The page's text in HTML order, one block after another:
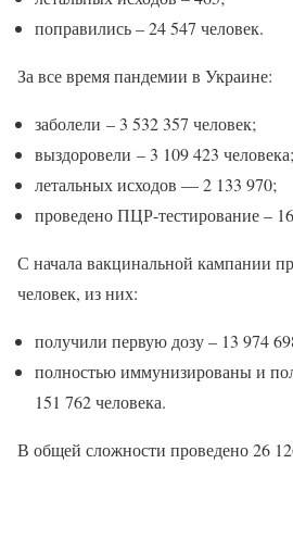
поправились – 24 547 человек.
За все время пандемии в Украине:
заболели – 3 532 357 человек;
выздоровели – 3 109 423 человека;
летальных исходов — 2 133 970;
проведено ПЦР-тестирование –
С начала вакцинальной кампании
человек, из них:
получили первую дозу – 13 974
полностью иммунизированы и
151 762 человека.
В общей сложности проведено 26